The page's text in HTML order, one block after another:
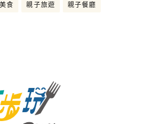
食 親子旅遊 親子餐廳